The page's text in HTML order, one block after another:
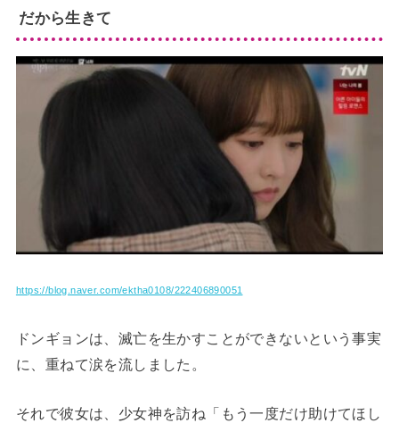
だから生きて
https://blog.naver.com/ektha0108/222406890051
ドンギョンは、滅亡を生かすことができないという事実
に、重ねて涙を流しました。
それで彼女は、少女神を訪ね「もう一度だけ助けてほし